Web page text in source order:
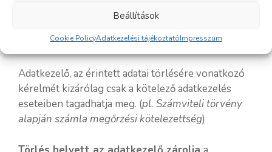
Beállítások
Cookie PolicyAdatkezelési tájékoztatóImpresszum
az adatkezelés célja megszűnt, vagy az
azt a bíróság vagy a Hatóság elrendelte.
Adatkezelő, az érintett adatai törlésére vonatkozó
kérelmét kizárólag csak a kötelező adatkezelés
eseteiben tagadhatja meg. (pl. Számviteli törvény
alapján számla megőrzési kötelezettség)